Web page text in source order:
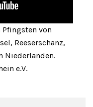
Pfingsten von
Reeserschanz,
Niederlanden.
e.V.